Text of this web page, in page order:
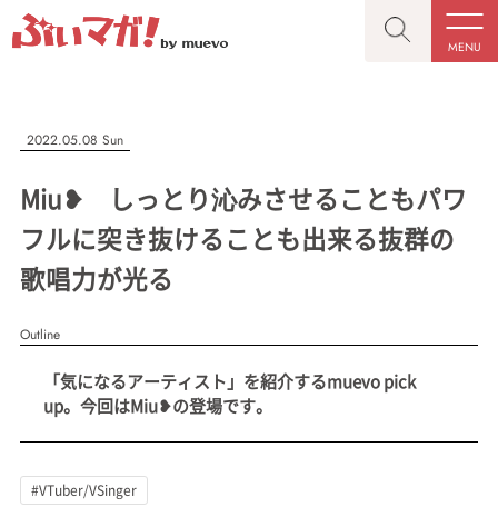
MENU
CLOSE
記事を検索する
#VTuber/VSinger #男性 #女性 #バ美肉 #男の娘
#獣系 #動物系 #企業公式 #個人勢
CLOSE
“推しへの応援を形にする”VTuber専門メディア
記事一覧
プレスリリース一覧
会社概要
お問い合わせ
2022.05.08 Sun
Miu❥ しっとり沁みさせることもパワ
フルに突き抜けることも出来る抜群の
歌唱力が光る
Outline
「気になるアーティスト」を紹介するmuevo pick
up。今回はMiu❥の登場です。
#VTuber/VSinger